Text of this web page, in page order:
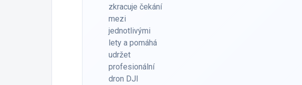
zkracuje čekání
mezi
jednotlivými
lety a pomáhá
udržet
profesionální
dron DJI